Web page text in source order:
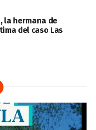
la hermana de
del caso Las